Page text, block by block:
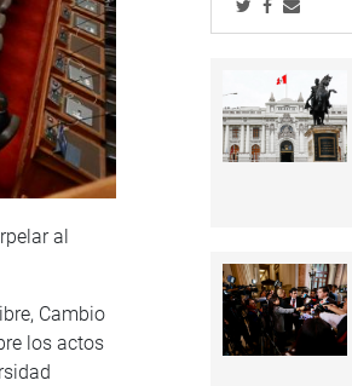
al
Cambio
los actos